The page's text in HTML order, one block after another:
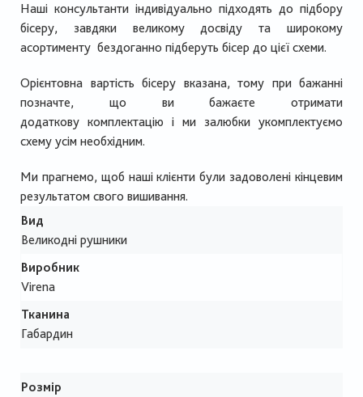
Наші консультанти індивідуально підходять до підбору
бісеру, завдяки великому досвіду та широкому
асортименту бездоганно підберуть бісер до цієї схеми.
Орієнтовна вартість бісеру вказана, тому при бажанні
позначте, що ви бажаєте отримати
додаткову комплектацію і ми залюбки укомплектуємо
схему усім необхідним.
Ми прагнемо, щоб наші клієнти були задоволені кінцевим
результатом свого вишивання.
Вид
Великодні рушники
Виробник
Virena
Тканина
Габардин
Розмір